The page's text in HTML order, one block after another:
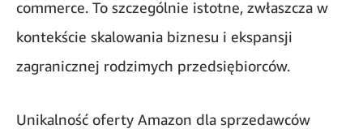
commerce. To szczególnie istotne, zwłaszcza w
kontekście skalowania biznesu i ekspansji
zagranicznej rodzimych przedsiębiorców.
Unikalność oferty Amazon dla sprzedawców